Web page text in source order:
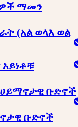
ማመን
(አል ወላእ ወል
ሀይማኖታዊ ቡድኖች
ቡድኖች